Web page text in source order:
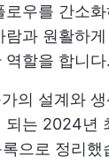
로우를 간소
과 원활하
역할을 합니다.
의 설계와
되는 2024년
으로 정리했